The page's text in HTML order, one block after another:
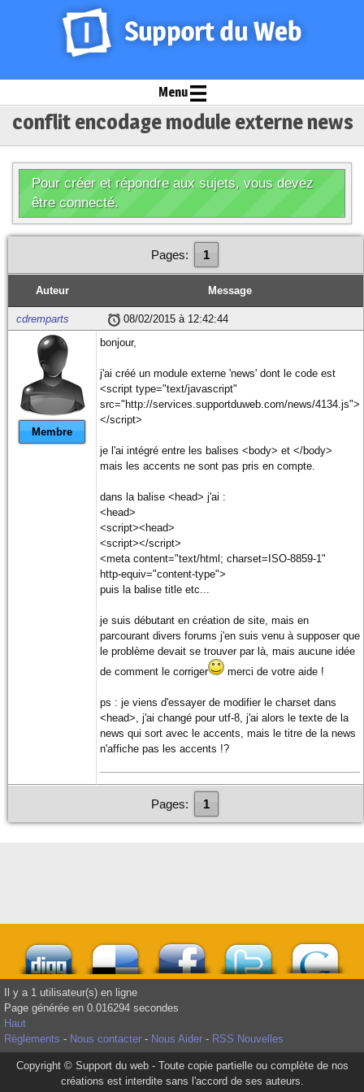
Menu
conflit encodage module externe news
Pour créer et répondre aux sujets, vous devez
être connecté.
Pages: 1
Auteur Message
cdremparts 08/02/2015 à 12:42:44
Membre
bonjour,
j'ai créé un module externe 'news' dont le code est
<script type="text/javascript"
src="http://services.supportduweb.com/news/4134.js">
</script>
je l'ai intégré entre les balises <body> et </body>
mais les accents ne sont pas pris en compte.
dans la balise <head> j'ai :
<head>
<script><head>
<script></script>
<meta content="text/html; charset=ISO-8859-1"
http-equiv="content-type">
puis la balise title etc...
je suis débutant en création de site, mais en
parcourant divers forums j'en suis venu à supposer que
le problème devait se trouver par là, mais aucune idée
de comment le corriger
merci de votre aide !
ps : je viens d'essayer de modifier le charset dans
<head>, j'ai changé pour utf-8, j'ai alors le texte de la
news qui sort avec le accents, mais le titre de la news
n'affiche pas les accents !?
Pages: 1
Il y a 1 utilisateur(s) en ligne
Page générée en 0.016294 secondes
Haut
Règlements - Nous contacter - Nous Aider - RSS Nouvelles
Copyright © Support du web - Toute copie partielle ou complète de nos
créations est interdite sans l'accord de ses auteurs.